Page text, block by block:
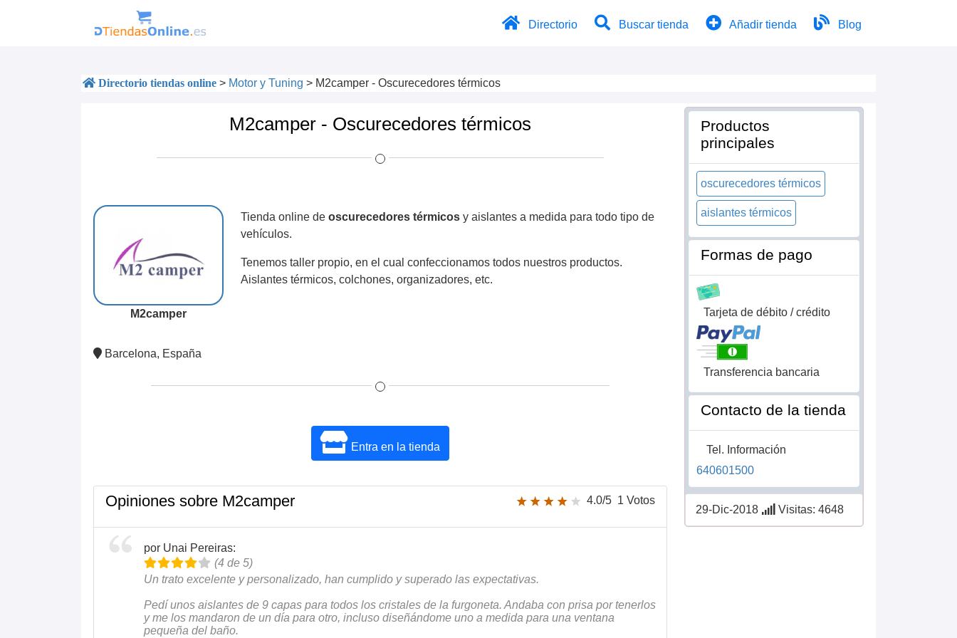
Directorio Buscar tienda Añadir tienda Blog
Directorio tiendas online > Motor y Tuning > M2camper - Oscurecedores térmicos
M2camper - Oscurecedores térmicos
M2camper
Barcelona, España
Tienda online deoscurecedores térmicos y aislantes a medida para todo tipo de
vehículos.
Tenemos taller propio, en el cual confeccionamos todos nuestros productos.
Aislantes térmicos, colchones, organizadores, etc.
Entra en la tienda
Opiniones sobre M2camper 4.0/5 1 Votos
por Unai Pereiras:
(4 de 5)
Un trato excelente y personalizado, han cumplido y superado las expectativas.
Pedí unos aislantes de 9 capas para todos los cristales de la furgoneta. Andaba con prisa por tenerlos
y me los mandaron de un día para otro, incluso diseñándome uno a medida para una ventana
pequeña del baño.
Productos
principales
oscurecedores térmicos
aislantes térmicos
Formas de pago
Tarjeta de débito / crédito
Transferencia bancaria
Contacto de la tienda
Tel. Información
640601500
29-Dic-2018 Visitas: 4648